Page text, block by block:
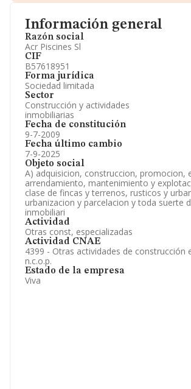
Información general
Razón social
Acr Piscines Sl
CIF
B57618951
Forma jurídica
Sociedad limitada
Sector
Construcción y actividades
inmobiliarias
Fecha de constitución
9-7-2009
Fecha último cambio
7-9-2025
Objeto social
A) adquisicion, construccion, promocion,
arrendamiento, mantenimiento y
clase de fincas y terrenos, rusticos y
urbanizacion y parcelacion y toda suerte
inmobiliari
Actividad
Otras const, especializadas
Actividad CNAE
4399 - Otras actividades de construcción
n.c.o.p.
Estado de la empresa
Viva
Información oficial y registral